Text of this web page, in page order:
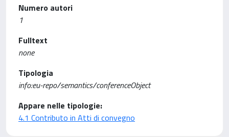
Numero autori
1
Fulltext
none
Tipologia
info:eu-repo/semantics/conferenceObject
Appare nelle tipologie:
4.1 Contributo in Atti di convegno